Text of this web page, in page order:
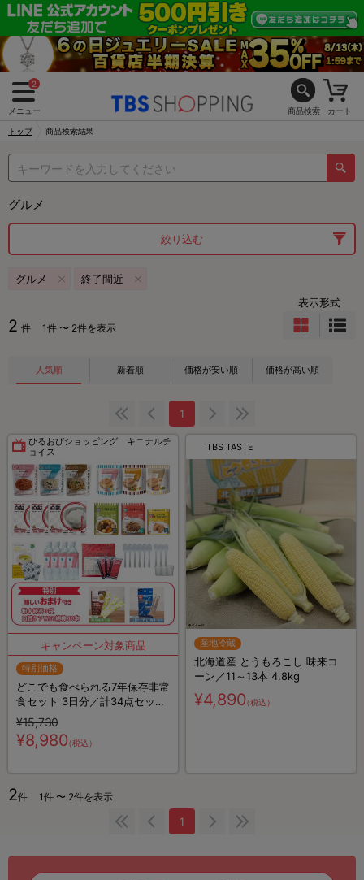
2
メニュー 商品検索 カート
トップ 商品検索結果
グルメ
絞り込む
グルメ 終了間近
2 件 1件 〜 2件を表示
表示形式
人気順 新着順 価格が安い順 価格が高い順
1
ひるおびショッピング キニナルチ
ョイス
特別価格
どこでも食べられる7年保存非常
食セット 3日分／計34点セット
【特典】粉末緑茶&口腔ケア用
ウェット綿棒
¥15,730
¥8,980（税込）
TBS TASTE
産地冷蔵
北海道産 とうもろこし 味来コ
ーン／11～13本 4.8kg
¥4,890（税込）
2件 1件 〜 2件を表示
1